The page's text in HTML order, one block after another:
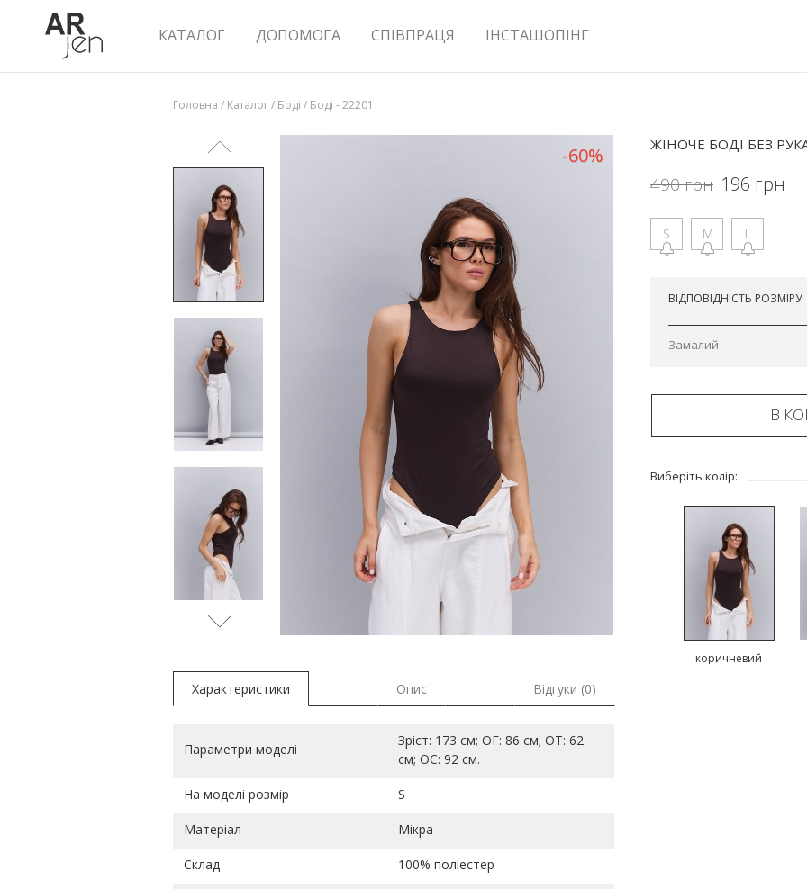
КАТАЛОГ ДОПОМОГА СПІВПРАЦЯ ІНСТАШОПІНГ
Головна / Каталог/ Боді / Боді - 22201
ЖІНОЧЕ БОДІ БЕЗ
490грн 196 грн
S M L
ВІДПОВІДНІСТЬ РОЗМІРУ
Замалий
В
Виберіть колір:
коричневий
-60%
Характеристики Опис Відгуки (0)
Параметри моделі
Зріст: 173 см; ОГ: 86 см; ОТ: 62
см; ОС: 92 см.
На моделі розмір S
Матеріал Мікра
Склад 100% поліестер